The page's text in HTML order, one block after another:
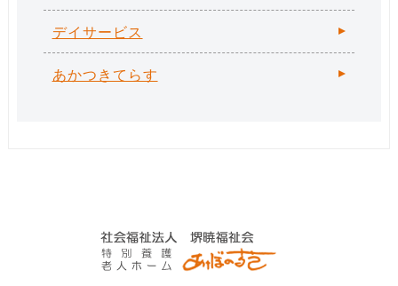
デイサービス
あかつきてらす